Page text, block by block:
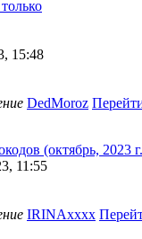
15:48
DedMoroz
(октябрь, 2023
11:55
IRINAxxxx